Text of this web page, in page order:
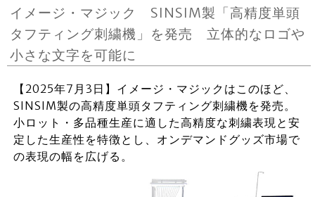
イメージ・マジック SINSIM製「高精度単頭
タフティング刺繍機」を発売 立体的なロゴや
小さな文字を可能に
【2025年7月3日】イメージ・マジックはこのほど、
SINSIM製の高精度単頭タフティング刺繍機を発売。
小ロット・多品種生産に適した高精度な刺繍表現と安
定した生産性を特徴とし、オンデマンドグッズ市場で
の表現の幅を広げる。